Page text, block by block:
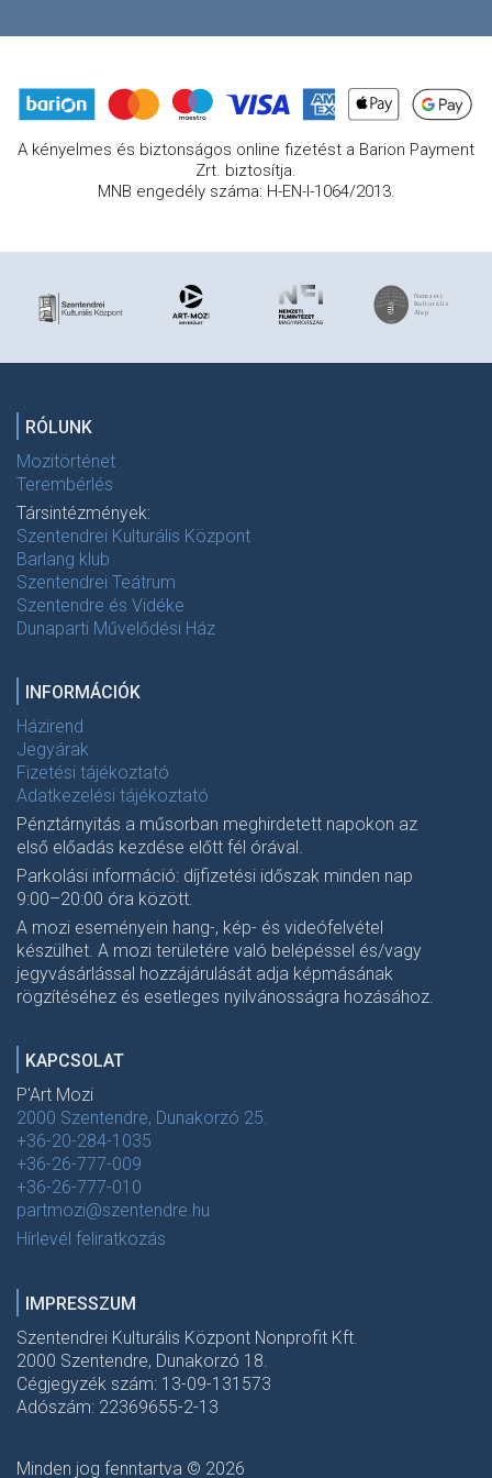
A kényelmes és biztonságos online fizetést a Barion Payment
Zrt. biztosítja.
MNB engedély száma: H-EN-I-1064/2013.
RÓLUNK
Mozitörténet
Terembérlés
Társintézmények:
Szentendrei Kulturális Központ
Barlang klub
Szentendrei Teátrum
Szentendre és Vidéke
Dunaparti Művelődési Ház
INFORMÁCIÓK
Házirend
Jegyárak
Fizetési tájékoztató
Adatkezelési tájékoztató
Pénztárnyitás a műsorban meghirdetett napokon az
első előadás kezdése előtt fél órával.
Parkolási információ: díjfizetési időszak minden nap
9:00–20:00 óra között.
A mozi eseményein hang-, kép- és videófelvétel
készülhet. A mozi területére való belépéssel és/vagy
jegyvásárlással hozzájárulását adja képmásának
rögzítéséhez és esetleges nyilvánosságra hozásához.
KAPCSOLAT
P'Art Mozi
2000 Szentendre, Dunakorzó 25.
+36-20-284-1035
+36-26-777-009
+36-26-777-010
partmozi@szentendre.hu
Hírlevél feliratkozás
IMPRESSZUM
Szentendrei Kulturális Központ Nonprofit Kft.
2000 Szentendre, Dunakorzó 18.
Cégjegyzék szám: 13-09-131573
Adószám: 22369655-2-13
Minden jog fenntartva © 2026